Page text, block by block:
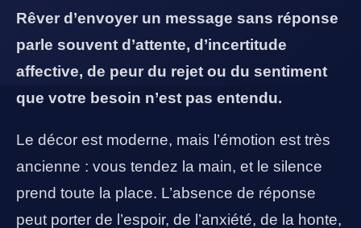
Rêver d’envoyer un message sans réponse
parle souvent d’attente, d’incertitude
affective, de peur du rejet ou du sentiment
que votre besoin n’est pas entendu.
Le décor est moderne, mais l’émotion est très
ancienne : vous tendez la main, et le silence
prend toute la place. L’absence de réponse
peut porter de l’espoir, de l’anxiété, de la honte,